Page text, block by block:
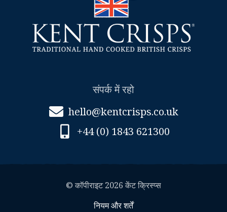
संपर्क में रहो
hello@kentcrisps.co.uk
+44 (0) 1843 621300
© कॉपीराइट 2026 केंट क्रिस्प्स
नियम और शर्तें